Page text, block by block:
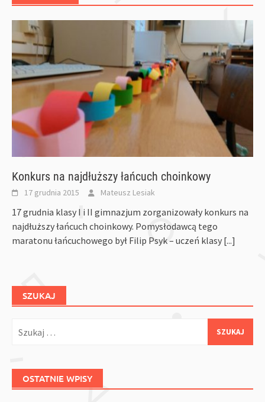
Konkurs na najdłuższy łańcuch choinkowy
17 grudnia 2015 Mateusz Lesiak
17 grudnia klasy I i II gimnazjum zorganizowały konkurs na
najdłuższy łańcuch choinkowy. Pomysłodawcą tego
maratonu łańcuchowego był Filip Psyk – uczeń klasy [...]
SZUKAJ
OSTATNIE WPISY